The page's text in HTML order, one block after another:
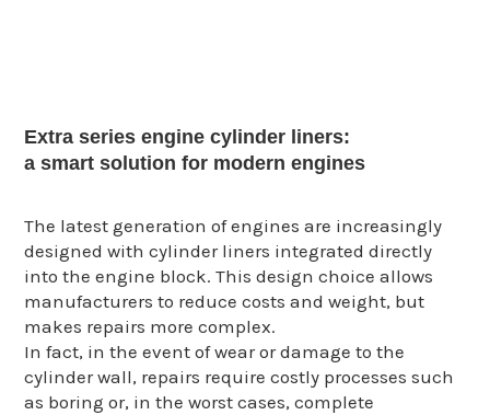
Extra series engine cylinder liners:
a smart solution for modern engines
The latest generation of engines are increasingly
designed with cylinder liners integrated directly
into the engine block. This design choice allows
manufacturers to reduce costs and weight, but
makes repairs more complex.
In fact, in the event of wear or damage to the
cylinder wall, repairs require costly processes such
as boring or, in the worst cases, complete